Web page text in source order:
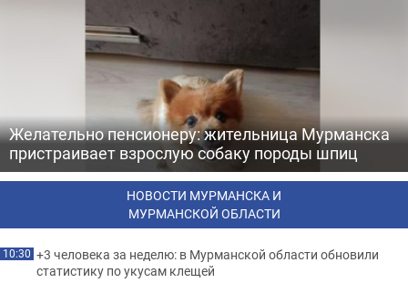
Желательно пенсионеру: жительница Мурманска
пристраивает взрослую собаку породы шпиц
НОВОСТИ МУРМАНСКА И
МУРМАНСКОЙ ОБЛАСТИ
10:30 +3 человека за неделю: в Мурманской области обновили
статистику по укусам клещей